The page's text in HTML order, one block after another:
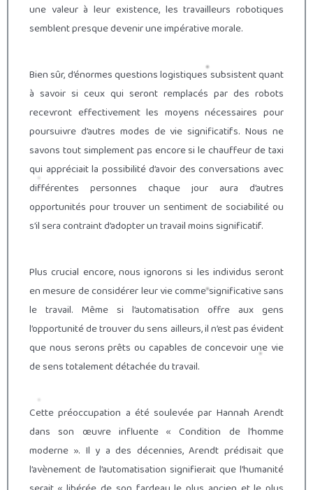
une valeur à leur existence, les travailleurs robotiques
semblent presque devenir une impérative morale.
Bien sûr, d’énormes questions logistiques subsistent quant
à savoir si ceux qui seront remplacés par des robots
recevront effectivement les moyens nécessaires pour
poursuivre d’autres modes de vie significatifs. Nous ne
savons tout simplement pas encore si le chauffeur de taxi
qui appréciait la possibilité d’avoir des conversations avec
différentes personnes chaque jour aura d’autres
opportunités pour trouver un sentiment de sociabilité ou
s’il sera contraint d’adopter un travail moins significatif.
Plus crucial encore, nous ignorons si les individus seront
en mesure de considérer leur vie comme significative sans
le travail. Même si l’automatisation offre aux gens
l’opportunité de trouver du sens ailleurs, il n’est pas évident
que nous serons prêts ou capables de concevoir une vie
de sens totalement détachée du travail.
Cette préoccupation a été soulevée par Hannah Arendt
dans son œuvre influente « Condition de l’homme
moderne ». Il y a des décennies, Arendt prédisait que
l’avènement de l’automatisation signifierait que l’humanité